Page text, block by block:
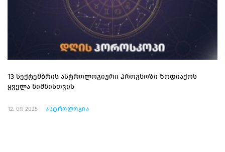
13 სექტემბრის ასტროლოგიური პროგნოზი ზოდიაქოს
ყველა ნიშნისთვის
12. 09. 2025 ასტროლოგია